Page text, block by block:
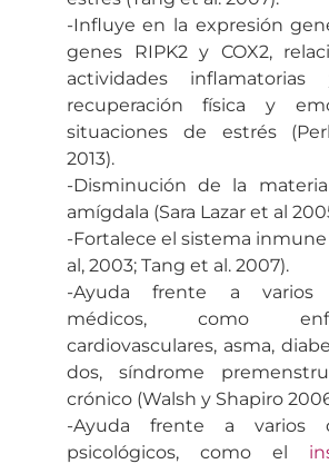
-Influye en la expresión
genes RIPK2 y COX2,
actividades
recuperación física y
situaciones de estrés
2013).
-Disminución de la
amígdala (Sara Lazar et al
-Fortalece el sistema
al, 2003; Tang et al. 2007).
-Ayuda frente a varios
médicos, como
cardiovasculares, asma,
dos, síndrome
crónico (Walsh y Shapiro
-Ayuda frente a varios
psicológicos, como el